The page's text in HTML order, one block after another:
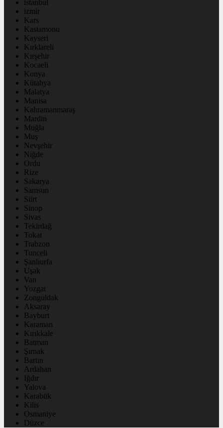
istanbul
izmir
Kars
Kastamonu
Kayseri
Kırklareli
Kırşehir
Kocaeli
Konya
Kütahya
Malatya
Manisa
Kahramanmaraş
Mardin
Muğla
Muş
Nevşehir
Niğde
Ordu
Rize
Sakarya
Samsun
Siirt
Sinop
Sivas
Tekirdağ
Tokat
Trabzon
Tunceli
Şanlıurfa
Uşak
Van
Yozgat
Zonguldak
Aksaray
Bayburt
Karaman
Kırıkkale
Batman
Şırnak
Bartın
Ardahan
Iğdır
Yalova
Karabük
Kilis
Osmaniye
Düzce